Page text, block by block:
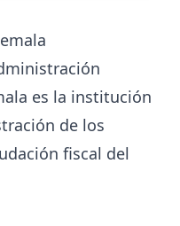
es la institución
de los
fiscal del